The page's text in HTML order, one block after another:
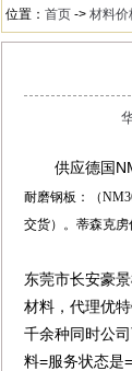
位置： 首页 -> 材料价
供应德国
耐磨钢板：（
交货）。蒂森克虏
东莞市长安豪
材料，代理优
千余种同时公
料=服务状态是